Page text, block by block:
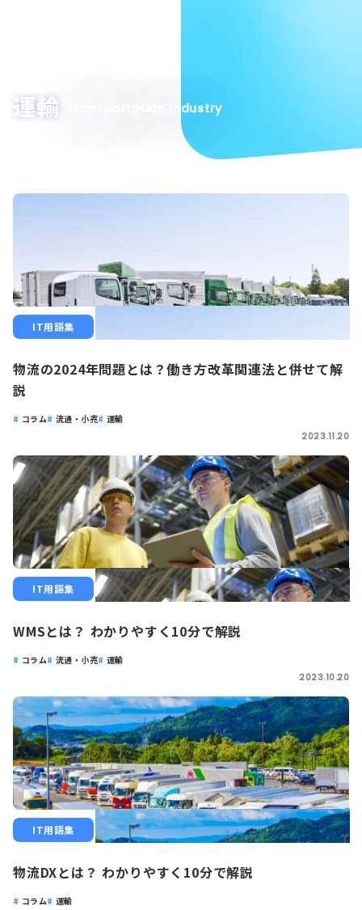
運輸 Transportation Industry
IT用語集
物流の2024年問題とは？働き方改革関連法と併せて解
説
コラム 流通・小売
運輸
2023.11.20
IT用語集
WMSとは？ わかりやすく10分で解説
コラム 流通・小売
運輸
2023.10.20
IT用語集
物流DXとは？ わかりやすく10分で解説
コラム
運輸